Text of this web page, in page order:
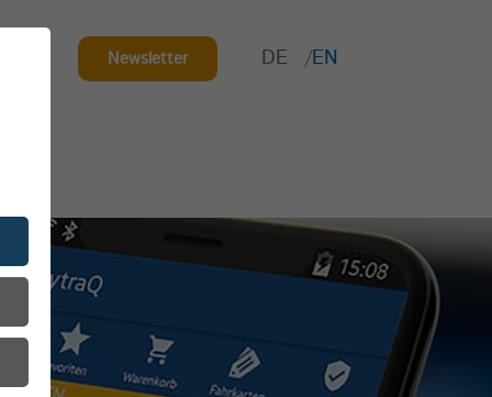
Newsletter DE EN